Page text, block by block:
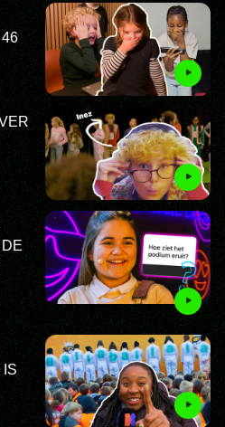
IS